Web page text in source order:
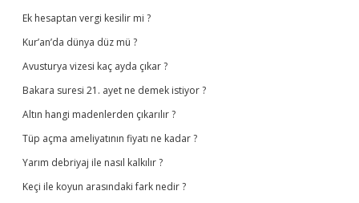
Ek hesaptan vergi kesilir mi ?
Kur’an’da dünya düz mü ?
Avusturya vizesi kaç ayda çıkar ?
Bakara suresi 21. ayet ne demek istiyor ?
Altın hangi madenlerden çıkarılır ?
Tüp açma ameliyatının fiyatı ne kadar ?
Yarım debriyaj ile nasıl kalkılır ?
Keçi ile koyun arasındaki fark nedir ?